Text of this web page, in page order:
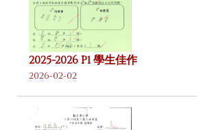
2025-2026 P1 學生佳作
2026-02-02